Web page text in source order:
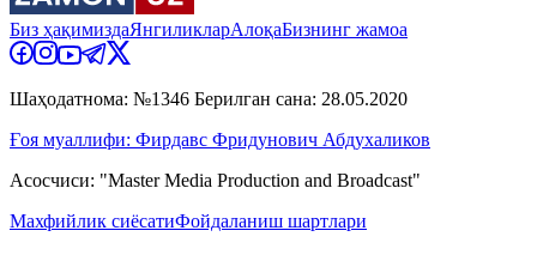
Биз ҳақимиздаЯнгиликларАлоқаБизнинг жамоа
Шаҳодатнома: №1346 Берилган сана: 28.05.2020
Ғоя муаллифи: Фирдавс Фридунович Абдухаликов
Асосчиси: "Master Media Production and Broadcast"
Махфийлик сиёсатиФойдаланиш шартлари